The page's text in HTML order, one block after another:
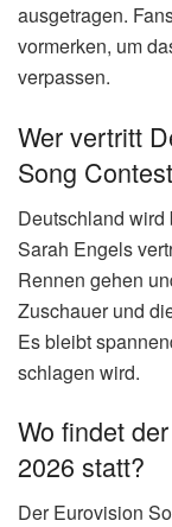
ausgetragen.
vormerken, um
verpassen.
Wer vertritt
Song
Deutschland
Sarah Engels
Rennen gehen
Zuschauer und
Es bleibt
schlagen wird.
Wo findet
2026 statt?
Der Eurovision